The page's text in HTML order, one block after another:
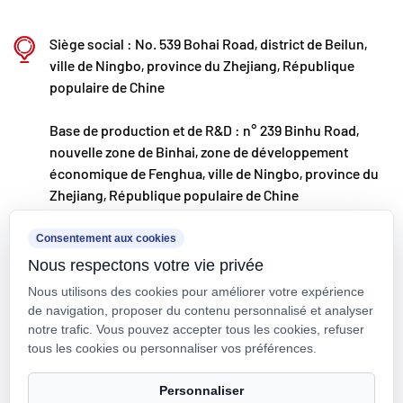
permanence les tendances du marché mondial et
exploitons les canaux numériques pour proposer
nos clients du monde entier.
Ningbo • Base de R&D et de production de Fenghua
Avec un investissement total de 200 millions de
Co., Ltd. a créé un nouveau laboratoire de
matériaux en collaboration avec des universités et
des instituts de recherche, construit une base de
fabrication moderne et installé 8 lignes de
production entièrement automatisées pour les
plastiques modifiés et 8 pour les matériaux
Siège social : No. 539 Bohai Road, district de Beilun,
ville de Ningbo, province du Zhejiang, République
populaire de Chine
Base de production et de R&D : n° 239 Binhu Road,
nouvelle zone de Binhai, zone de développement
économique de Fenghua, ville de Ningbo, province du
Zhejiang, République populaire de Chine
kxpv@kxpv.com
+86-18067123177
Droit d'auteur © Kaixin Pipeline Technologies Co., Ltd. Tous droits
Consentement aux cookies
Nous respectons votre vie privée
Nous utilisons des cookies pour améliorer votre expérience
de navigation, proposer du contenu personnalisé et analyser
notre trafic. Vous pouvez accepter tous les cookies, refuser
tous les cookies ou personnaliser vos préférences.
Personnaliser